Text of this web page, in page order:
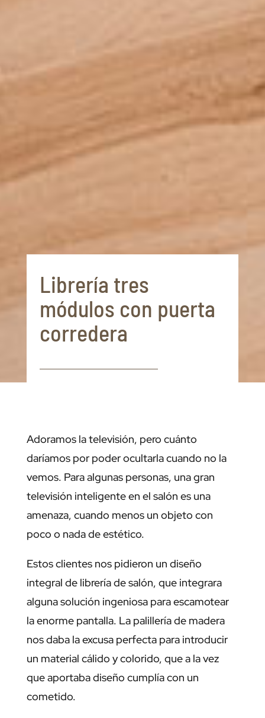
Librería tres
módulos con puerta
corredera
Adoramos la televisión, pero cuánto
daríamos por poder ocultarla cuando no la
vemos. Para algunas personas, una gran
televisión inteligente en el salón es una
amenaza, cuando menos un objeto con
poco o nada de estético.
Estos clientes nos pidieron un diseño
integral de librería de salón, que integrara
alguna solución ingeniosa para escamotear
la enorme pantalla. La palillería de madera
nos daba la excusa perfecta para introducir
un material cálido y colorido, que a la vez
que aportaba diseño cumplía con un
cometido.